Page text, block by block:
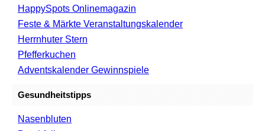
HappySpots Onlinemagazin
Feste & Märkte Veranstaltungskalender
Herrnhuter Stern
Pfefferkuchen
Adventskalender Gewinnspiele
Gesundheitstipps
Nasenbluten